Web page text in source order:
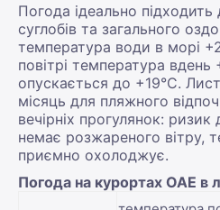
Погода ідеально підходить
суглобів та загального
температура води в морі
повітрі температура вдень
опускається до +19°С.
місяць для пляжного
вечірніх прогулянок:
немає розжареного вітру,
приємно охолоджує.
Погода на курортах ОАЕ в